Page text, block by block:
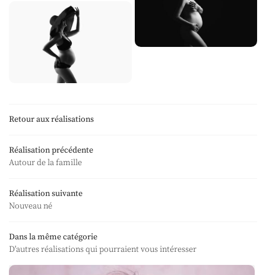
Retour aux réalisations
Réalisation précédente
Autour de la famille
Réalisation suivante
Nouveau né
Dans la même catégorie
D'autres réalisations qui pourraient vous intéresser